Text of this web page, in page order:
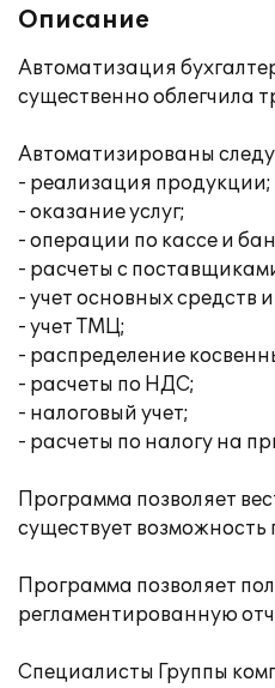
Описание
Автоматизация
существенно облегчила
Автоматизированы
- реализация продукции;
- оказание услуг;
- операции по кассе и
- расчеты с
- учет основных средств
- учет ТМЦ;
- распределение
- расчеты по НДС;
- налоговый учет;
- расчеты по налогу на
Программа позволяет
существует
Программа позволяет
регламентированную
Специалисты Группы